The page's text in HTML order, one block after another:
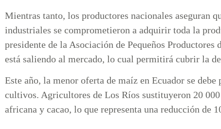
Mientras tanto, los productores nacionales aseguran
industriales se comprometieron a adquirir toda la
presidente de la Asociación de Pequeños
está saliendo al mercado, lo cual permitirá cubrir la
Este año, la menor oferta de maíz en Ecuador se
cultivos. Agricultores de Los Ríos sustituyeron 20
africana y cacao, lo que representa una reducción de